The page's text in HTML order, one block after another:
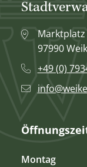
Marktplatz
97990
+49 (0)
Montag